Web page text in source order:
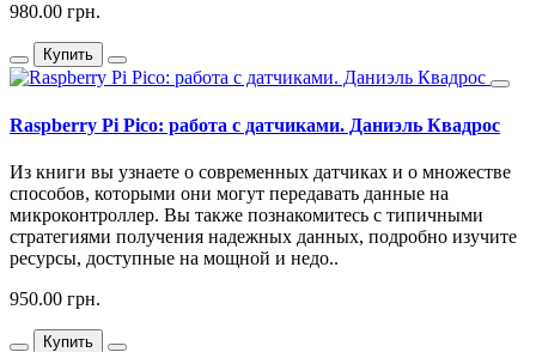
980.00 грн.
Купить
Raspberry Pi Pico: работа с датчиками. Даниэль Квадрос
Из книги вы узнаете о современных датчиках и о множестве
способов, которыми они могут передавать данные на
микроконтроллер. Вы также познакомитесь с типичными
стратегиями получения надежных данных, подробно изучите
ресурсы, доступные на мощной и недо..
950.00 грн.
Купить